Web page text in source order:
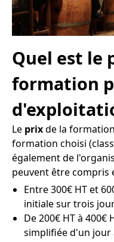
Quel est le
formation
Le prixde la
formation choisi
également de
peuvent être compris
Entre 300€ HT et
initiale sur trois
De 200€ HT à
simplifiée d'un jour